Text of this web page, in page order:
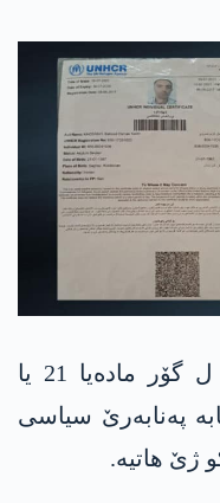
ل گۆر دووڤچوونا باسنیۆسێ ل گۆر مادەیا 21 یا
پەنابەرێ سیاسی
ژێ هاتیە.